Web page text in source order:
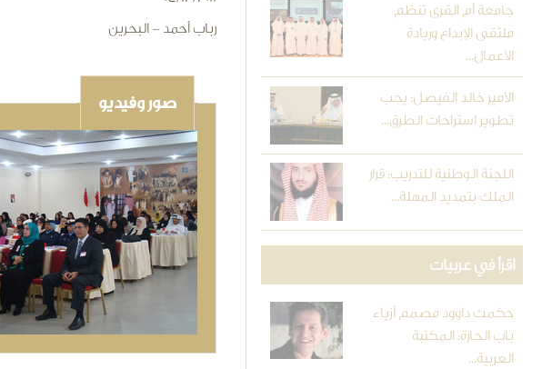
رباب أحمد - البحرين
صور وفيديو
جامعة أم القرى تنظم
ملتقى الإبداع وريادة
الأعمال...
الأمير خالد الفيصل: يجب
تطوير استراحات الطرق...
اللجنة الوطنية للتدريب: قرار
الملك بتمديد المهلة...
اقرأ في عربيات
حكمت داوود مصمم أزياء
باب الحارة: المكتبة
العربية...